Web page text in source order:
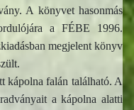
A könyvet hasonmás
a FÉBE 1996.
megjelent könyv
kápolna falán található. A
a kápolna alatti